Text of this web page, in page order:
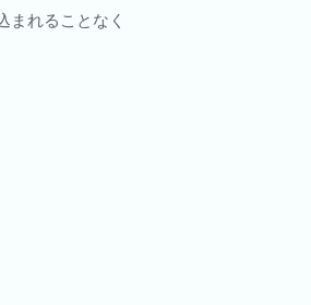
まれることなく